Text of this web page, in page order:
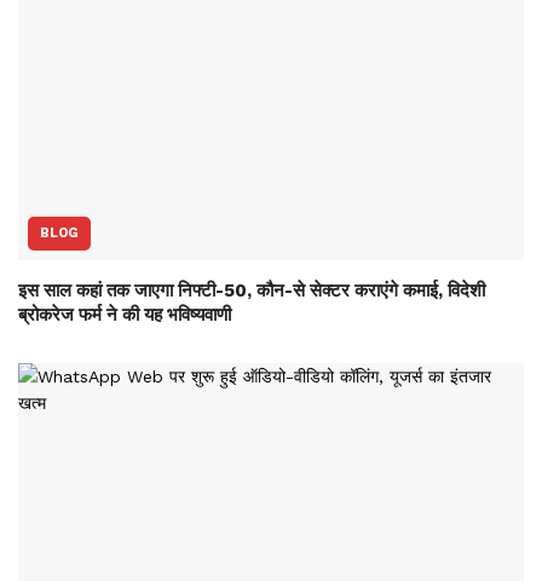
BLOG
इस साल कहां तक जाएगा निफ्टी-50, कौन-से सेक्‍टर कराएंगे कमाई, विदेशी
ब्रोकरेज फर्म ने की यह भविष्‍यवाणी